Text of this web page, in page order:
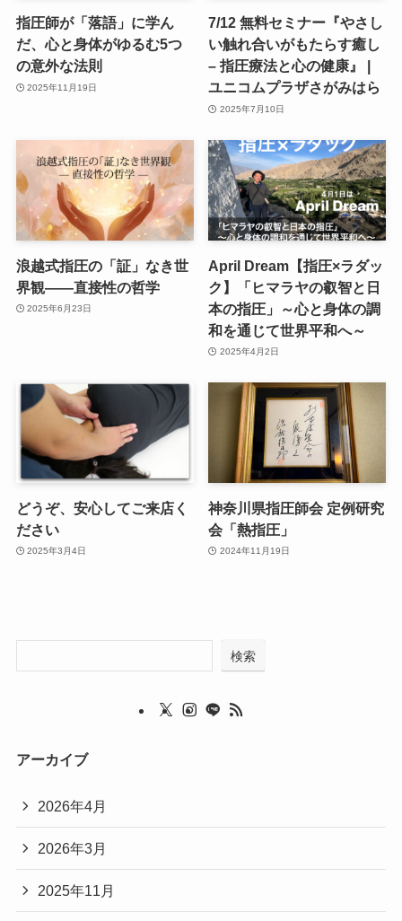
指圧師が「落語」に学ん
だ、心と身体がゆるむ5つ
の意外な法則
2025年11月19日
7/12 無料セミナー『やさし
い触れ合いがもたらす癒し
– 指圧療法と心の健康』 |
ユニコムプラザさがみはら
2025年7月10日
浪越式指圧の「証」なき世
界観——直接性の哲学
2025年6月23日
April Dream【指圧×ラダッ
ク】「ヒマラヤの叡智と日
本の指圧」～心と身体の調
和を通じて世界平和へ～
2025年4月2日
どうぞ、安心してご来店く
ださい
2025年3月4日
神奈川県指圧師会 定例研究
会「熱指圧」
2024年11月19日
検索
アーカイブ
2026年4月
2026年3月
2025年11月